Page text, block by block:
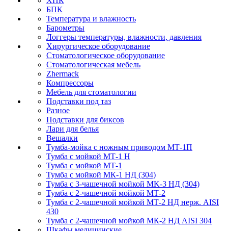
БПК
Температура и влажность
Барометры
Логгеры температуры, влажности, давления
Хирургическое оборудование
Стоматологическое оборудование
Стоматологическая мебель
Zhermack
Компрессоры
Мебель для стоматологии
Подставки под таз
Разное
Подставки для биксов
Лари для белья
Вешалки
Тумба-мойка с ножным приводом МТ-1П
Тумба с мойкой МТ-1 Н
Тумба с мойкой МТ-1
Тумба с мойкой МК-1 НД (304)
Тумба с 3-чашечной мойкой МK-3 НД (304)
Тумба с 2-чашечной мойкой МТ-2
Тумба с 2-чашечной мойкой МТ-2 НД нерж. AISI
430
Тумба с 2-чашечной мойкой МК-2 НД AISI 304